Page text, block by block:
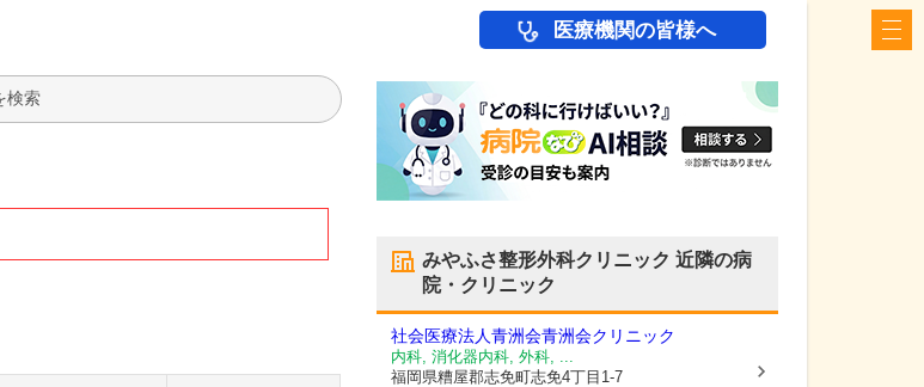
医療機関の皆様へ
検索
みやふさ整形外科クリニック 近隣の病
院・クリニック
社会医療法人青洲会青洲会クリニック
内科, 消化器内科, 外科, ...
福岡県糟屋郡志免町志免4丁目1-7